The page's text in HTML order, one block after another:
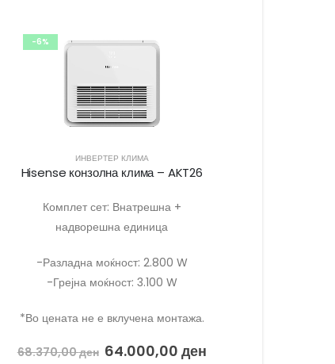
-6%
ИНВЕРТЕР КЛИМА
Hisense конзолна клима – AKT26
Комплет сет: Внатрешна +
надворешна единица
-Разладна моќност: 2.800 W
-Грејна моќност: 3.100 W
*Во цената не е вклучена монтажа.
68.370,00ден 64.000,00 ден